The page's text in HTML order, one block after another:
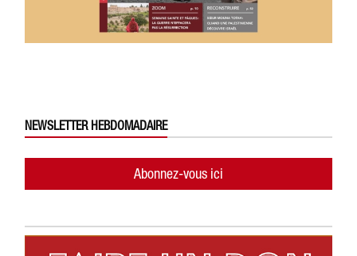
NEWSLETTER HEBDOMADAIRE
Abonnez-vous ici